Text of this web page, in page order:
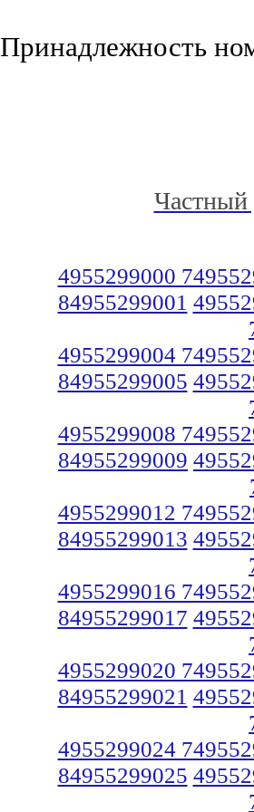
Принадлежность
Частный
4955299000
84955299001
4955299004
84955299005
4955299008
84955299009
4955299012
84955299013
4955299016
84955299017
4955299020
84955299021
4955299024
84955299025